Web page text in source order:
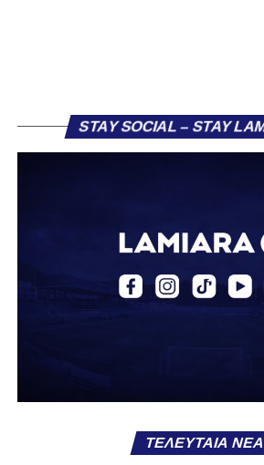
Στην πρώτη του σεζόν στην ΑΕΚ,
εμπειρίες, καταγράφοντας δύο γκολ
20 αγώνες. Σε διεθνές επίπεδο, ο
φανέλα της Εθνικής Ελλάδας Κ19,
συμμετοχές και δύο γκολ.
Καλωσήρθες, Βασίλη».
υπόλοιπο κόσμο. Ακολουθήστε το
μαθαίνετε σε χρόνο dt όλα τα νέα.
STAY SOCIAL – STAY
ΤΕΛΕΥΤΑΊΑ ΝΈΑ